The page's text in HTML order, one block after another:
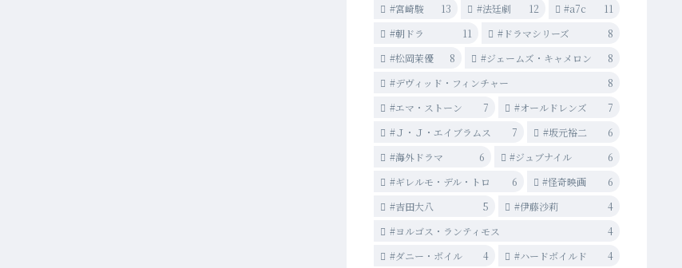
#宮崎駿
13 #法廷劇 12 #a7c
11
#朝ドラ
11 #ドラマシリーズ
8
#松岡茉優
8 #ジェームズ・キャメロン
8
#デヴィッド・フィンチャー
8
#エマ・ストーン
7 #オールドレンズ
7
#Ｊ・Ｊ・エイブラムス
7 #坂元裕二
6
#海外ドラマ
6 #ジュブナイル
6
#ギレルモ・デル・トロ
6 #怪奇映画
6
#吉田大八
5 #伊藤沙莉
4
#ヨルゴス・ランティモス
4
#ダニー・ボイル
4 #ハードボイルド
4